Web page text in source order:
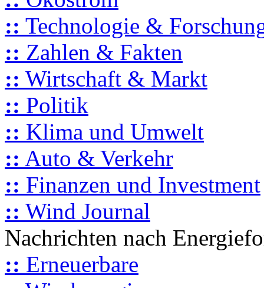
:: Technologie &
:: Zahlen & Fakten
:: Wirtschaft & Markt
:: Politik
:: Klima und Umwelt
:: Auto & Verkehr
:: Finanzen und Investment
:: Wind Journal
Nachrichten nach
:: Erneuerbare